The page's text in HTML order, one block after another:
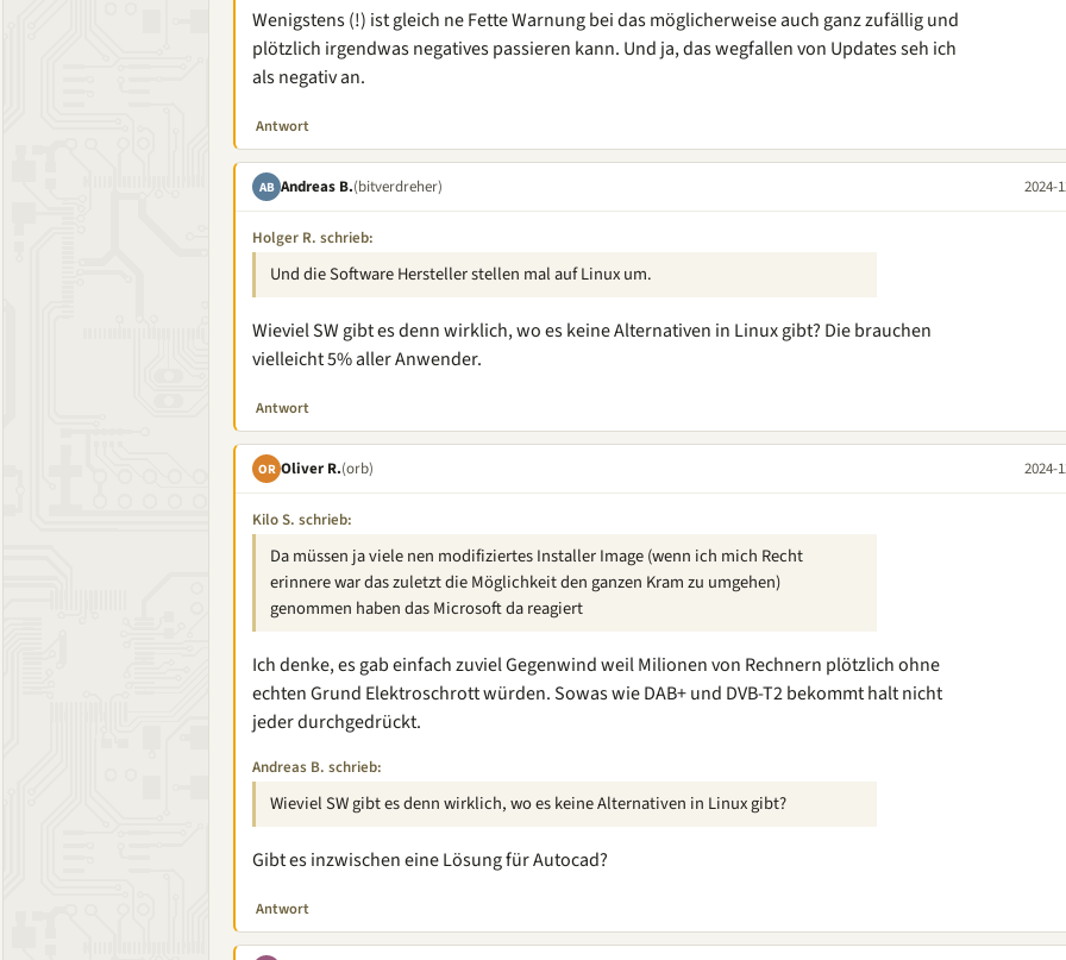
Wenigstens (!) ist gleich ne Fette Warnung bei das möglicherweise auch ganz zufällig und
plötzlich irgendwas negatives passieren kann. Und ja, das wegfallen von Updates seh ich
als negativ an.
Antwort
AB Andreas B.(bitverdreher) 2024-
Holger R. schrieb:
Und die Software Hersteller stellen mal auf Linux um.
Wieviel SW gibt es denn wirklich, wo es keine Alternativen in Linux gibt? Die brauchen
vielleicht 5% aller Anwender.
Antwort
OR Oliver R.(orb) 2024-
Kilo S. schrieb:
Da müssen ja viele nen modifiziertes Installer Image (wenn ich mich Recht
erinnere war das zuletzt die Möglichkeit den ganzen Kram zu umgehen)
genommen haben das Microsoft da reagiert
Ich denke, es gab einfach zuviel Gegenwind weil Milionen von Rechnern plötzlich ohne
echten Grund Elektroschrott würden. Sowas wie DAB+ und DVB-T2 bekommt halt nicht
jeder durchgedrückt.
Andreas B. schrieb:
Wieviel SW gibt es denn wirklich, wo es keine Alternativen in Linux gibt?
Gibt es inzwischen eine Lösung für Autocad?
Antwort